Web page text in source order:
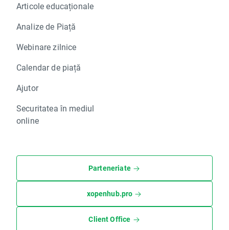
Articole educaționale
Analize de Piață
Webinare zilnice
Calendar de piață
Ajutor
Securitatea în mediul
online
Parteneriate
xopenhub.pro
Client Office